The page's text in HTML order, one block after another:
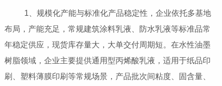
1、规模化产能与标准化产品稳定性，企业依托多基地
布局，产能充足，常规建筑涂料乳液、防水乳液等标准品常
年稳定供应，现货库存量大，大单交付周期短。在水性油墨
树脂领域，企业主要提供通用型丙烯酸乳液，适用于纸品印
刷、塑料薄膜印刷等常规场景，产品批次间粘度、固含量、